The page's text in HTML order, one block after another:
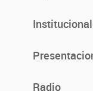
Radio